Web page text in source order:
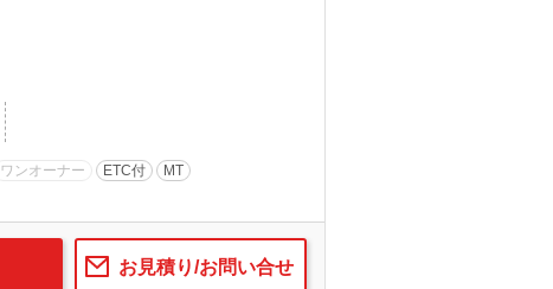
ワンオーナー ETC付 MT
お見積り/お問い合せ